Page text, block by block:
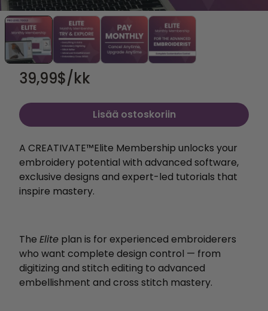
39,99$/kk
Lisää ostoskoriin
A CREATIVATE™️Elite Membership unlocks your
embroidery potential with advanced software,
exclusive designs and expert-led tutorials that
inspire mastery.
The Elite plan is for experienced embroiderers
who want complete design control — from
digitizing and stitch editing to advanced
embellishment and cross stitch mastery.